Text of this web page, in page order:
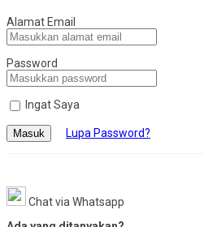
Alamat Email
Password
Ingat Saya
Masuk Lupa Password?
Chat via Whatsapp